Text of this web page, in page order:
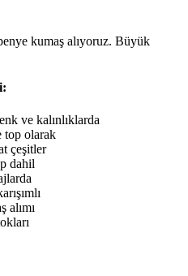
kumaş alıyoruz. Büyük
ve kalınlıklarda
top olarak
çeşitler
dahil
alımı